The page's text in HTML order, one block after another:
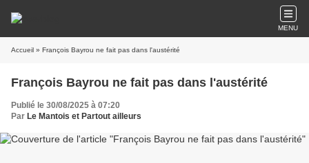
MENU
Accueil » François Bayrou ne fait pas dans l'austérité
François Bayrou ne fait pas dans l'austérité
Publié le 30/08/2025 à 07:20
Par Le Mantois et Partout ailleurs